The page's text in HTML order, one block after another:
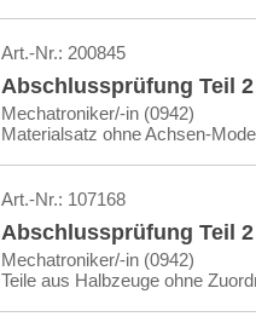
Art.-Nr.: 200845
Abschlussprüfung Teil
Mechatroniker/-in (0942)
Materialsatz ohne Achsen-
Art.-Nr.: 107168
Abschlussprüfung Teil
Mechatroniker/-in (0942)
Teile aus Halbzeuge ohne